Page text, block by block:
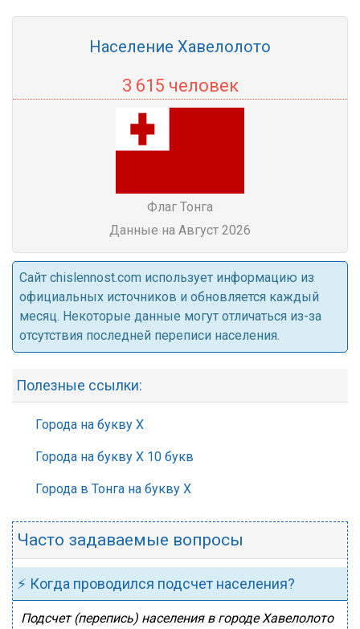
Население Хавелолото
3 615 человек
Флаг Тонга
Данные на Август 2026
Cайт chislennost.com использует информацию из
официальных источников и обновляется каждый
месяц. Некоторые данные могут отличаться из-за
отсутствия последней переписи населения.
Полезные ссылки:
Города на букву Х
Города на букву Х 10 букв
Города в Тонга на букву Х
Часто задаваемые вопросы
⚡ Когда проводился подсчет населения?
Подсчет (перепись) населения в городе Хавелолото